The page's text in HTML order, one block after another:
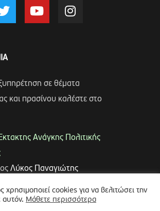
σε θέματα
και πρασίνου καλέστε στο
Ανάγκης Πολιτικής
Λύκος Παναγιώτης
χρησιμοποιεί cookies για να βελιτώσει την
Μάθετε περισσότερα